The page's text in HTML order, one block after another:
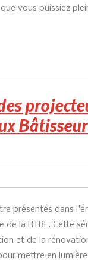
vous puissiez
présentés dans
de la RTBF. Cette
et de la
mettre en